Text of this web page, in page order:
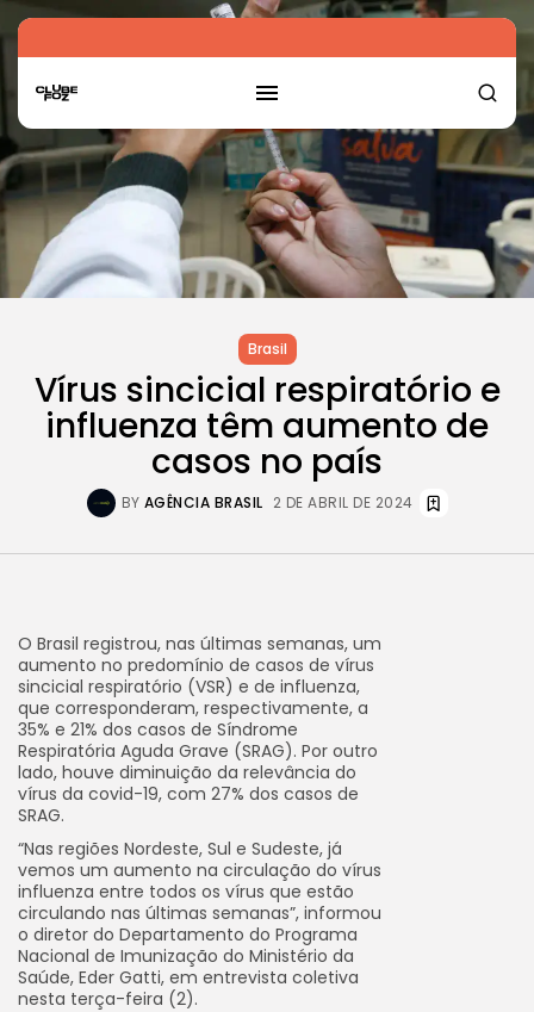
Brasil
Vírus sincicial respiratório e
influenza têm aumento de
casos no país
BY AGÊNCIA BRASIL 2 DE ABRIL DE 2024
O Brasil registrou, nas últimas semanas, um
aumento no predomínio de casos de vírus
sincicial respiratório (VSR) e de influenza,
que corresponderam, respectivamente, a
35% e 21% dos casos de Síndrome
Respiratória Aguda Grave (SRAG). Por outro
lado, houve diminuição da relevância do
vírus da covid-19, com 27% dos casos de
SRAG.
“Nas regiões Nordeste, Sul e Sudeste, já
vemos um aumento na circulação do vírus
influenza entre todos os vírus que estão
circulando nas últimas semanas”, informou
o diretor do Departamento do Programa
Nacional de Imunização do Ministério da
Saúde, Eder Gatti, em entrevista coletiva
nesta terça-feira (2).